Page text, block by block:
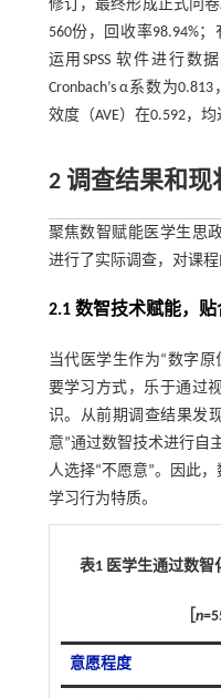
修订，最终形成正式问
560份，回收率98.94%；
运用SPSS 软件进行数
Cronbach’s α系数为
效度（AVE）在0.592，
2 调查结果和现
聚焦数智赋能医学生思
进行了实际调查，对课程
2.1 数智技术赋能，
当代医学生作为“数字
要学习方式，乐于通过
识。从前期调查结果发
意”通过数智技术进行自
人选择“不愿意”。因此
学习行为特质。
表1 医学生通过数
［n
意愿程度